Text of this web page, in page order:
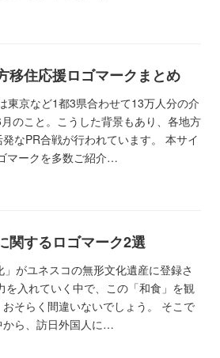
移住応援ロゴマークまとめ
東京など1都3県合わせて13万人分の介
のこと。こうした背景もあり、各地方
なPR合戦が行われています。 本サイ
マークを多数ご紹介…
関するロゴマーク2選
がユネスコの無形文化遺産に登録さ
入れていく中で、この「和食」を観
そらく間違いないでしょう。 そこで
から、訪日外国人に…